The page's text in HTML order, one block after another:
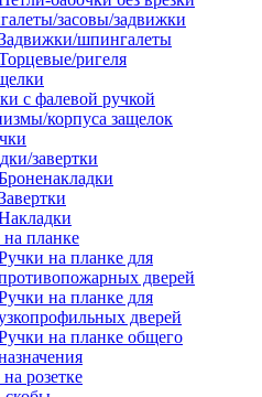
засовы/задвижки
шпингалеты
ригеля
с фалевой ручкой
корпуса защелок
завертки
планке
на планке для
дверей
на планке для
дверей
на планке общего
розетке